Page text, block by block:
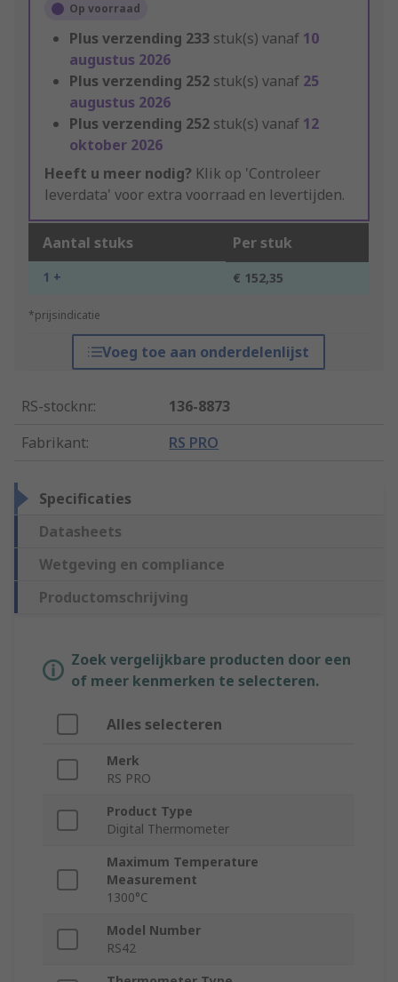
Op voorraad
Plus verzending 233 stuk(s) vanaf 10
augustus 2026
Plus verzending 252 stuk(s) vanaf 25
augustus 2026
Plus verzending 252 stuk(s) vanaf 12
oktober 2026
Heeft u meer nodig? Klik op 'Controleer
leverdata' voor extra voorraad en levertijden.
Aantal stuks Per stuk
1 + € 152,35
*prijsindicatie
Voeg toe aan onderdelenlijst
RS-stocknr.:
136-8873
Fabrikant: RS PRO
Specificaties
Datasheets
Wetgeving en compliance
Productomschrijving
Zoek vergelijkbare producten door een
of meer kenmerken te selecteren.
Alles selecteren
Merk
RS PRO
Product Type
Digital Thermometer
Maximum Temperature
Measurement
1300°C
Model Number
RS42